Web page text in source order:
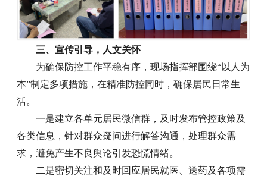
三、宣传引导，人文关怀
为确保防控工作平稳有序，现场指挥部围绕“以人为
本”制定多项措施，在精准防控同时，确保居民日常生
活。
一是建立各单元居民微信群，及时发布管控政策及
各类信息，针对群众疑问进行解答沟通，处理群众需
求，避免产生不良舆论引发恐慌情绪。
二是密切关注和及时回应居民就医、送药及各项需